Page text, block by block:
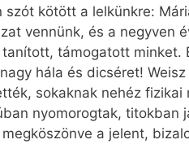
kötött a lelkünkre:
vennünk, és a negyven
támogatott minket.
hála és dicséret!
sokaknak nehéz
nyomorogtak, titokban
a jelent,